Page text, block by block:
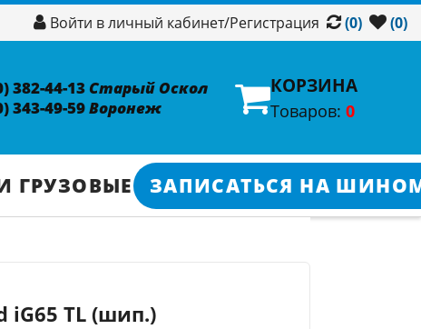
Войти в личный кабинет/Регистрация (0) (0)
382-44-13 Старый Оскол
343-49-59Воронеж
КОРЗИНА
Товаров: 0
ГРУЗОВЫЕ ЗАПИСАТЬСЯ НА
iG65 TL (шип.)